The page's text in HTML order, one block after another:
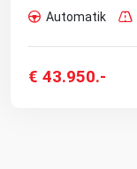
Automatik
€ 43.950.-